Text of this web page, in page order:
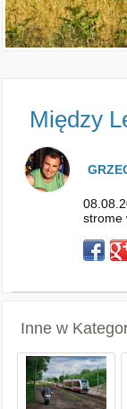
Między
strome
Inne w